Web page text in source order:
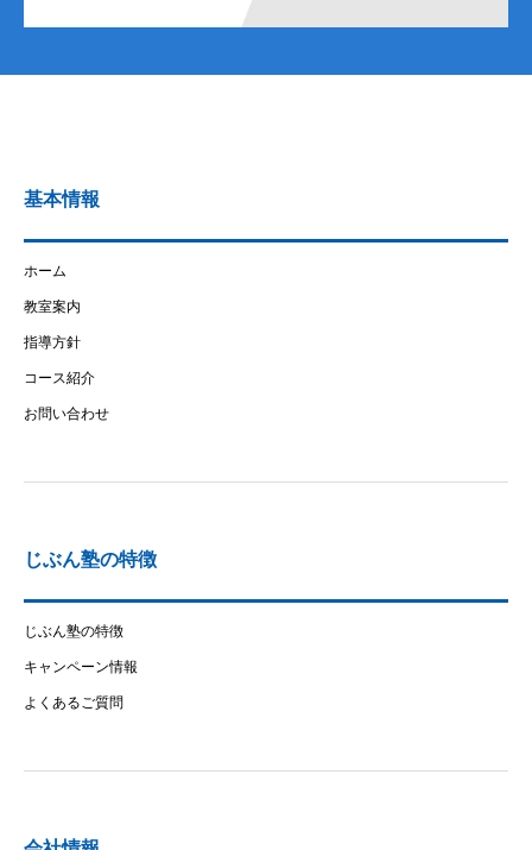
基本情報
ホーム
教室案内
指導方針
コース紹介
お問い合わせ
じぶん塾の特徴
じぶん塾の特徴
キャンペーン情報
よくあるご質問